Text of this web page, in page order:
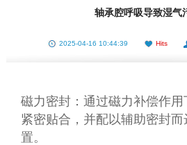
轴承腔呼吸导致湿气
2025-04-16 10:44:39 Hits
磁力密封：通过磁力补偿作
紧密贴合，并配以辅助密封
置。